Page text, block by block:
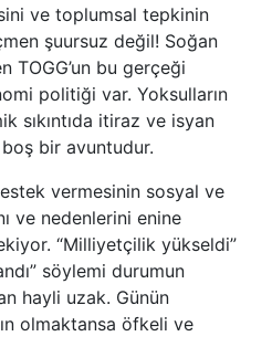
ve toplumsal tepkinin
şuursuz değil! Soğan
TOGG’un bu gerçeği
politiği var. Yoksulların
sıkıntıda itiraz ve isyan
bir avuntudur.
vermesinin sosyal ve
ve nedenlerini enine
“Milliyetçilik yükseldi”
söylemi durumun
hayli uzak. Günün
olmaktansa öfkeli ve